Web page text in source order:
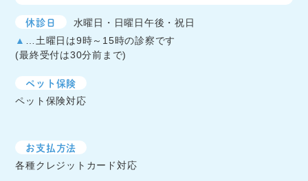
休診日
水曜日・日曜日午後・祝日
▲ …土曜日は9時～15時の診察です
(最終受付は30分前まで)
ペット保険
ペット保険対応
お支払方法
各種クレジットカード対応